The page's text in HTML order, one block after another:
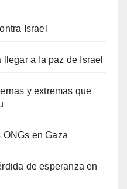
Israel
a la paz de Israel
y extremas que
en Gaza
de esperanza en